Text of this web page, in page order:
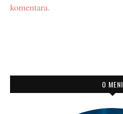
komentara.
O MENI